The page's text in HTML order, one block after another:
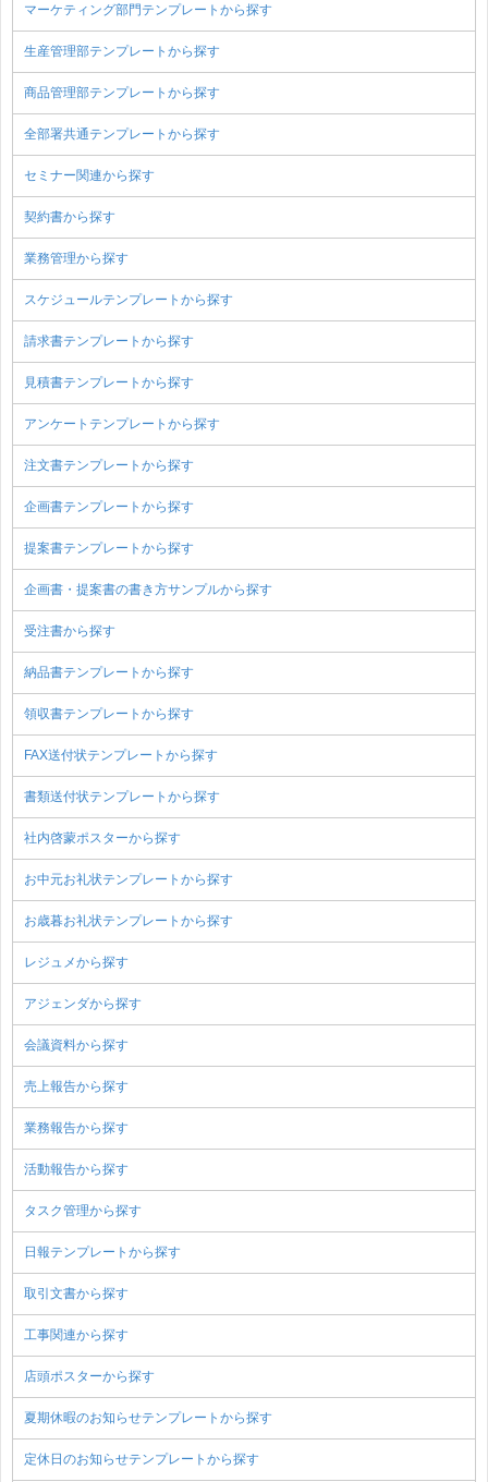
マーケティング部門テンプレートから探す
生産管理部テンプレートから探す
商品管理部テンプレートから探す
全部署共通テンプレートから探す
セミナー関連から探す
契約書から探す
業務管理から探す
スケジュールテンプレートから探す
請求書テンプレートから探す
見積書テンプレートから探す
アンケートテンプレートから探す
注文書テンプレートから探す
企画書テンプレートから探す
提案書テンプレートから探す
企画書・提案書の書き方サンプルから探す
受注書から探す
納品書テンプレートから探す
領収書テンプレートから探す
FAX送付状テンプレートから探す
書類送付状テンプレートから探す
社内啓蒙ポスターから探す
お中元お礼状テンプレートから探す
お歳暮お礼状テンプレートから探す
レジュメから探す
アジェンダから探す
会議資料から探す
売上報告から探す
業務報告から探す
活動報告から探す
タスク管理から探す
日報テンプレートから探す
取引文書から探す
工事関連から探す
店頭ポスターから探す
夏期休暇のお知らせテンプレートから探す
定休日のお知らせテンプレートから探す